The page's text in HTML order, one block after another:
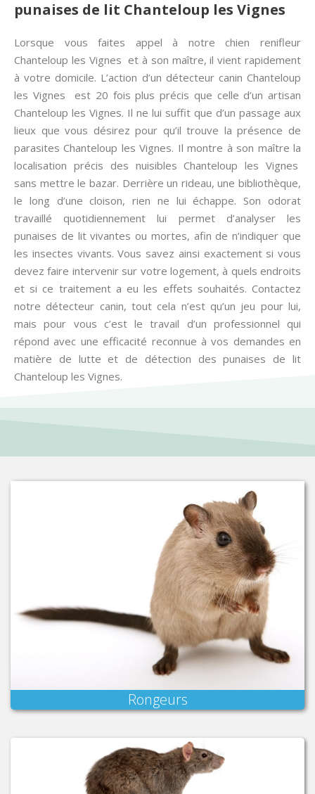
punaises de lit Chanteloup les Vignes
Lorsque vous faites appel à notre chien renifleur
Chanteloup les Vignes et à son maître, il vient rapidement
à votre domicile. L’action d’un détecteur canin Chanteloup
les Vignes est 20 fois plus précis que celle d’un artisan
Chanteloup les Vignes. Il ne lui suffit que d’un passage aux
lieux que vous désirez pour qu’il trouve la présence de
parasites Chanteloup les Vignes. Il montre à son maître la
localisation précis des nuisibles Chanteloup les Vignes
sans mettre le bazar. Derrière un rideau, une bibliothèque,
le long d’une cloison, rien ne lui échappe. Son odorat
travaillé quotidiennement lui permet d’analyser les
punaises de lit vivantes ou mortes, afin de n’indiquer que
les insectes vivants. Vous savez ainsi exactement si vous
devez faire intervenir sur votre logement, à quels endroits
et si ce traitement a eu les effets souhaités. Contactez
notre détecteur canin, tout cela n’est qu’un jeu pour lui,
mais pour vous c’est le travail d’un professionnel qui
répond avec une efficacité reconnue à vos demandes en
matière de lutte et de détection des punaises de lit
Chanteloup les Vignes.
Rongeurs